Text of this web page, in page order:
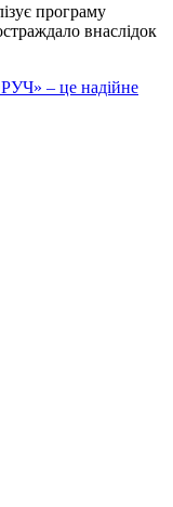
програму
внаслідок
– це надійне